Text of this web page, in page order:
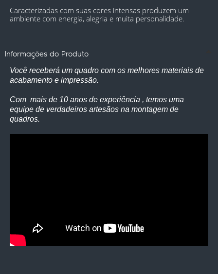
Caracterizadas com suas cores intensas produzem um
ambiente com energia, alegria e muita personalidade.
Informações do Produto
Você receberá um quadro com os melhores materiais de
acabamento e impressão.
Com mais de 10 anos de experiência , temos uma
equipe de verdadeiros artesãos na montagem de
quadros.